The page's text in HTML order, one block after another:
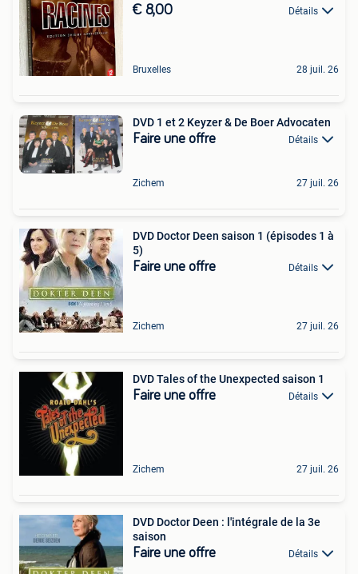
€ 8,00 Détails
Bruxelles 28 juil. 26
DVD 1 et 2 Keyzer & De Boer Advocaten
Faire une offre Détails
Zichem 27 juil. 26
DVD Doctor Deen saison 1 (épisodes 1 à
5)
Faire une offre Détails
Zichem 27 juil. 26
DVD Tales of the Unexpected saison 1
Faire une offre Détails
Zichem 27 juil. 26
DVD Doctor Deen : l'intégrale de la 3e
saison
Faire une offre Détails